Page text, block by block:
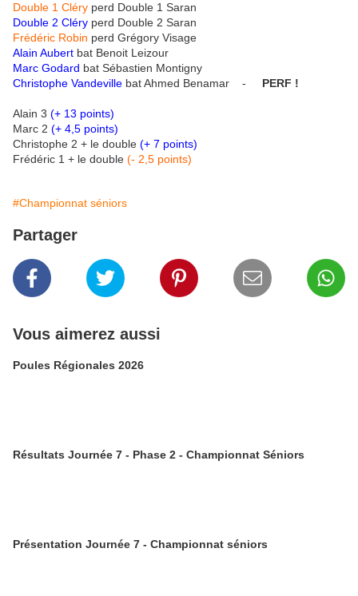
Double 1 Cléry perd Double 1 Saran
Double 2 Cléry perd Double 2 Saran
Frédéric Robin perd Grégory Visage
Alain Aubert bat Benoit Leizour
Marc Godard bat Sébastien Montigny
Christophe Vandeville bat Ahmed Benamar - PERF !
Alain 3 (+ 13 points)
Marc 2 (+ 4,5 points)
Christophe 2 + le double (+ 7 points)
Frédéric 1 + le double (- 2,5 points)
#Championnat séniors
Partager
Vous aimerez aussi
Poules Régionales 2026
Résultats Journée 7 - Phase 2 - Championnat Séniors
Présentation Journée 7 - Championnat séniors